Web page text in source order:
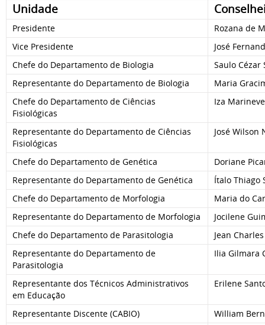
Unidade
Presidente
Rozana de
Vice Presidente
José
Chefe do Departamento de Biologia
Saulo Cézar
Representante do Departamento de Biologia
Maria
Chefe do Departamento de Ciências
Fisiológicas
Iza
Representante do Departamento de Ciências
Fisiológicas
José Wilson
Chefe do Departamento de Genética
Doriane
Representante do Departamento de Genética
Ítalo Thiago
Chefe do Departamento de Morfologia
Maria do
Representante do Departamento de Morfologia
Jocilene
Chefe do Departamento de Parasitologia
Jean
Representante do Departamento de
Parasitologia
Ilia Gilmara
Representante dos Técnicos Administrativos
em Educação
Erilene
Representante Discente (CABIO)
William